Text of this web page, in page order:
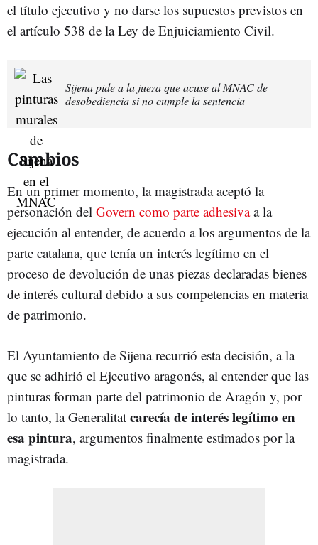
el título ejecutivo y no darse los supuestos previstos en
el artículo 538 de la Ley de Enjuiciamiento Civil.
Sijena pide a la jueza que acuse al MNAC de
desobediencia si no cumple la sentencia
Cambios
En un primer momento, la magistrada aceptó la
personación del Govern como parte adhesivaa la
ejecución al entender, de acuerdo a los argumentos de la
parte catalana, que tenía un interés legítimo en el
proceso de devolución de unas piezas declaradas bienes
de interés cultural debido a sus competencias en materia
de patrimonio.
El Ayuntamiento de Sijena recurrió esta decisión, a la
que se adhirió el Ejecutivo aragonés, al entender que las
pinturas forman parte del patrimonio de Aragón y, por
lo tanto, la Generalitat carecía de interés legítimo en
esa pintura, argumentos finalmente estimados por la
magistrada.